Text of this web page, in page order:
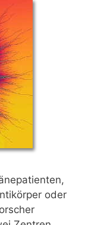
oder